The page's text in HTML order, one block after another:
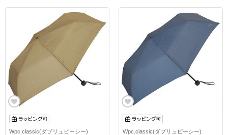
Wpc.classic(ダブリュピーシー) Wpc.classic(ダブリュピーシー)